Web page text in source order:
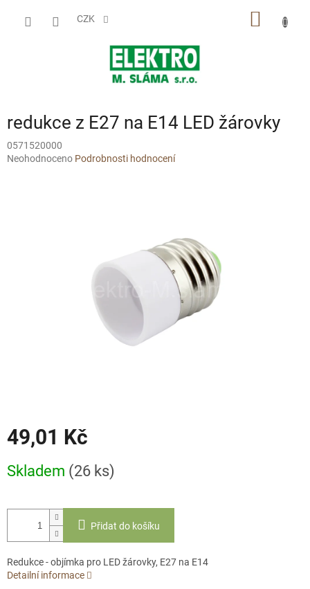
CZK
redukce z E27 na E14 LED žárovky
0571520000
Průměrné
Neohodnoceno Podrobnosti hodnocení
49,01 Kč
cena:
Skladem (26 ks)
Přidat do košíku
Redukce - objímka pro LED žárovky, E27 na E14
Detailní informace